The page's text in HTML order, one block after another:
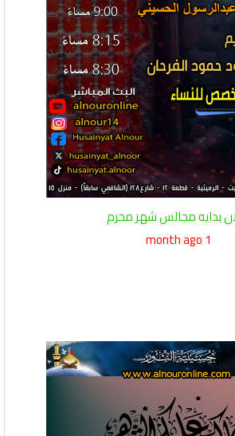
بدايه مجالس شهر محرم
1 month ago